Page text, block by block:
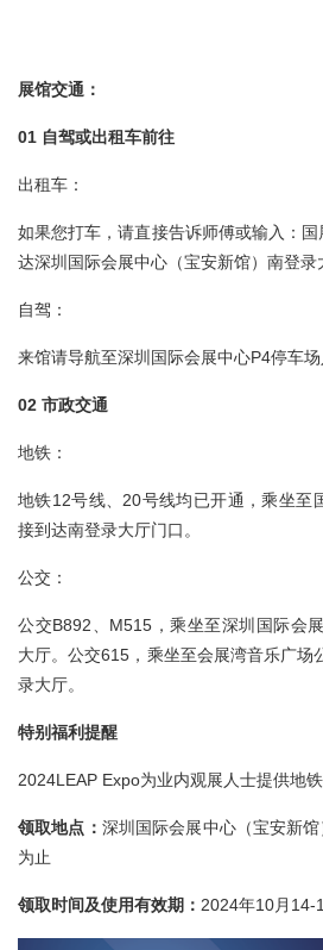
展馆交通：
01 自驾或出租车前往
出租车：
如果您打车，请直接告诉师傅或输入：
达深圳国际会展中心（宝安新馆）南登录
自驾：
来馆请导航至深圳国际会展中心P4停车场
02 市政交通
地铁：
地铁12号线、20号线均已开通，乘坐至
接到达南登录大厅门口。
公交：
公交B892、M515，乘坐至深圳国际会
大厅。公交615，乘坐至会展湾音乐广场
录大厅。
特别福利提醒
2024LEAP Expo为业内观展人士提供地铁
领取地点： 深圳国际会展中心（宝安新
为止
领取时间及使用有效期： 2024年10月14-